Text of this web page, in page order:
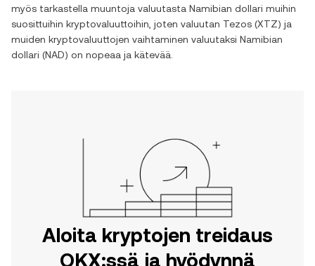
myös tarkastella muuntoja valuutasta Namibian dollari muihin
suosittuihin kryptovaluuttoihin, joten valuutan Tezos (XTZ) ja
muiden kryptovaluuttojen vaihtaminen valuutaksi Namibian
dollari (NAD) on nopeaa ja kätevää.
Aloita kryptojen treidaus
OKX:ssä ja hyödynnä